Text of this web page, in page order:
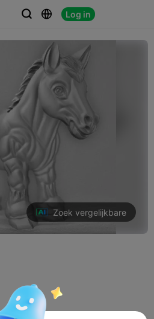
  Log in
 
Zoek vergelijkbare